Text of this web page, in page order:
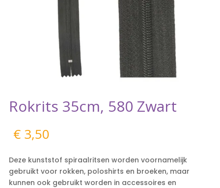
Rokrits 35cm, 580 Zwart
€3,50
Deze kunststof spiraalritsen worden voornamelijk
gebruikt voor rokken, poloshirts en broeken, maar
kunnen ook gebruikt worden in accessoires en